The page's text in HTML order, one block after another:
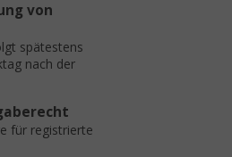
von
spätestens
nach der
für registrierte